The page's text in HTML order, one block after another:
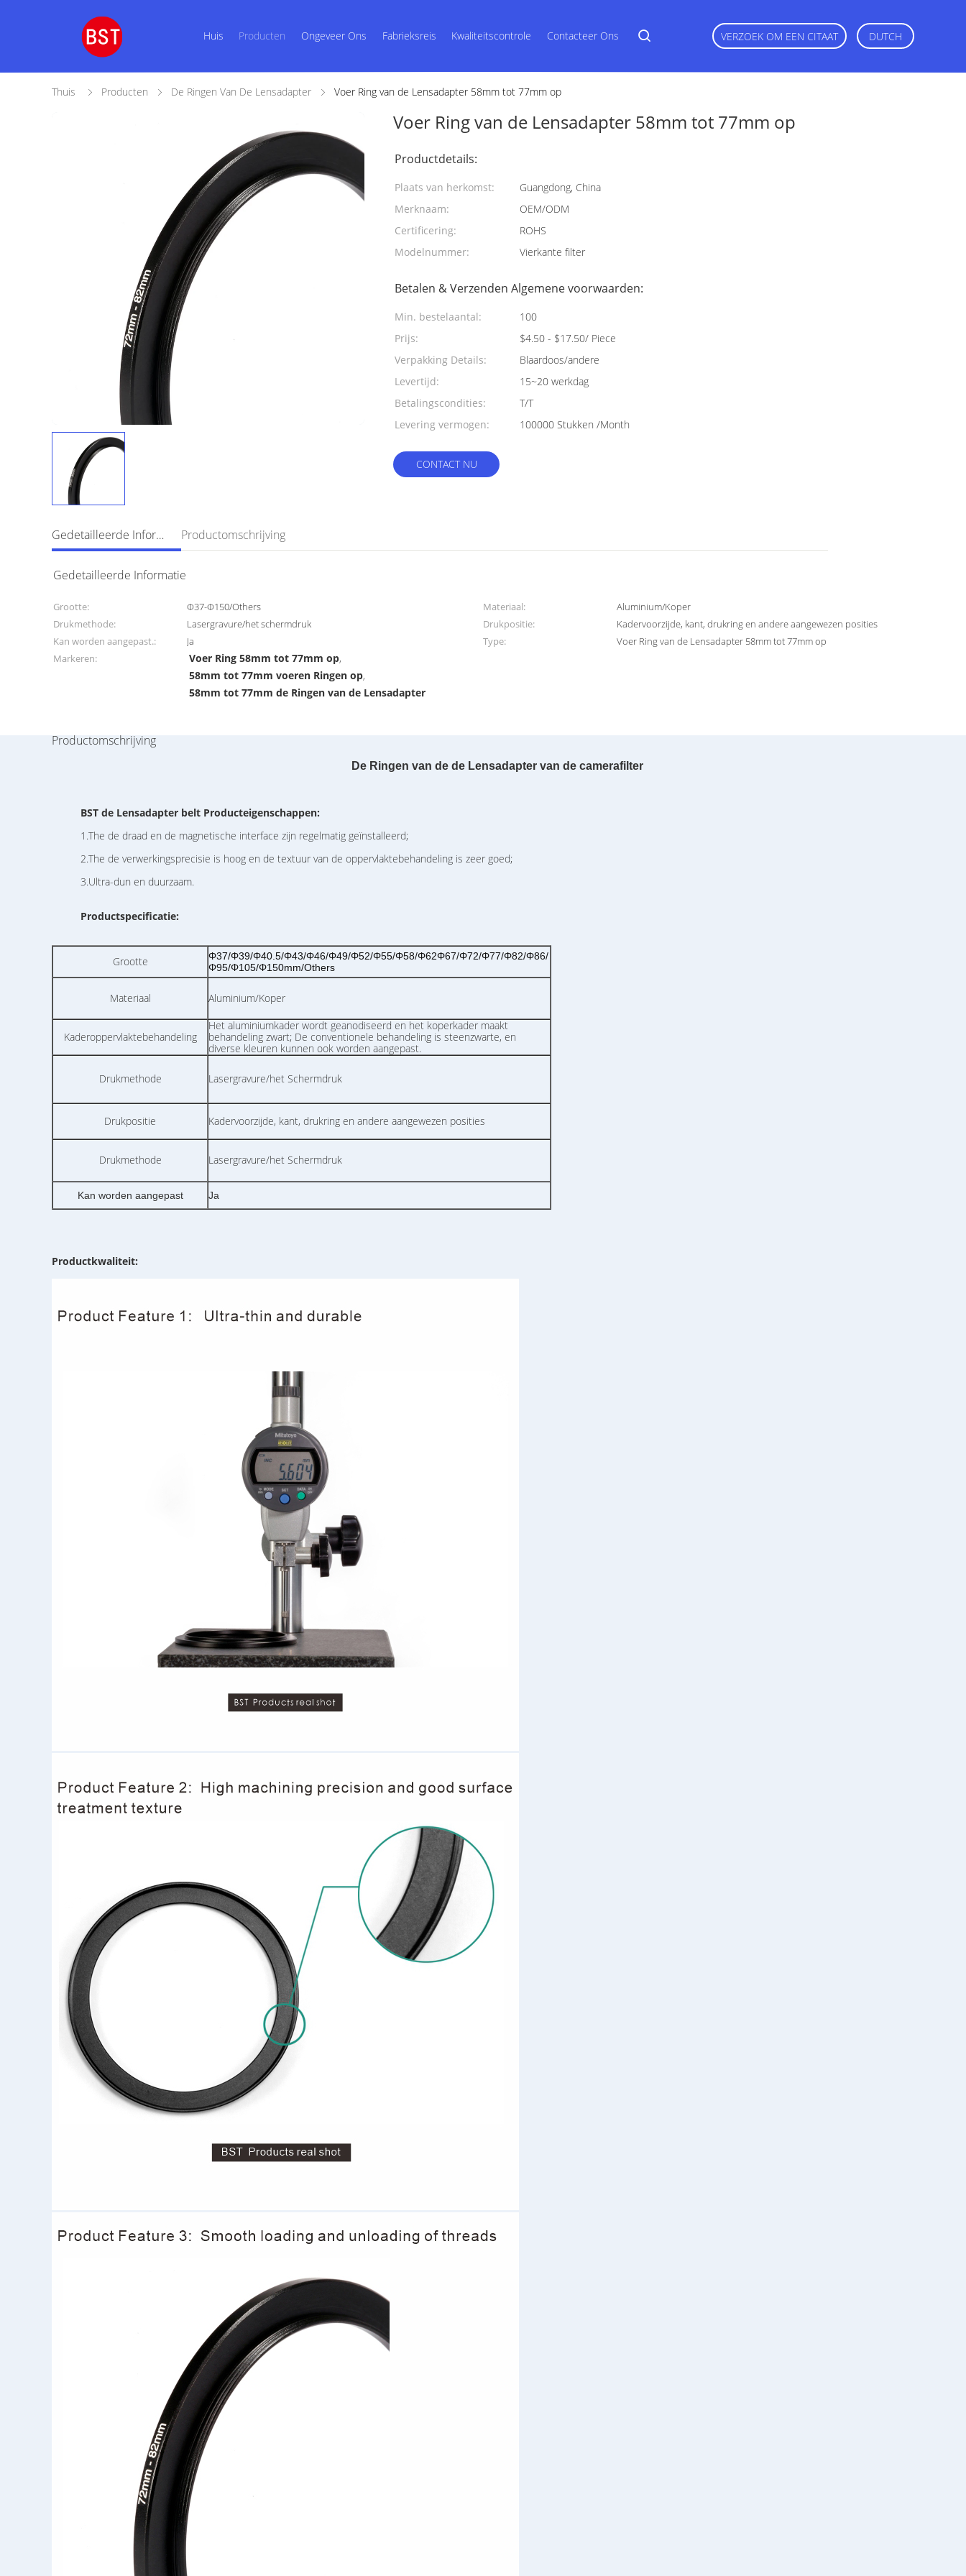
Huis Producten Ongeveer Ons Fabrieksreis Kwaliteitscontrole Contacteer Ons VERZOEK OM EEN CITAAT DUTCH
Thuis Producten De Ringen Van De Lensadapter Voer Ring van de Lensadapter 58mm tot 77mm op
Voer Ring van de Lensadapter 58mm tot 77mm op
Productdetails:
Plaats van herkomst:
Guangdong, China
Merknaam:
OEM/ODM
Certificering:
ROHS
Modelnummer:
Vierkante filter
Betalen & Verzenden Algemene voorwaarden:
Min. bestelaantal:
100
Prijs:
$4.50 - $17.50/ Piece
Verpakking Details:
Blaardoos/andere
Levertijd:
15~20 werkdag
Betalingscondities:
T/T
Levering vermogen:
100000 Stukken /Month
CONTACT NU
Gedetailleerde Informatie Productomschrijving
Gedetailleerde Informatie
Grootte: Φ37-Φ150/Others Materiaal:
Aluminium/Koper
Drukmethode:
Lasergravure/het schermdruk Drukpositie:
Kadervoorzijde, kant, drukring en andere aangewezen posities
Kan worden aangepast.:
Ja Type:
Voer Ring van de Lensadapter 58mm tot 77mm op
Markeren:
Voer Ring 58mm tot 77mm op,
58mm tot 77mm voeren Ringen op,
58mm tot 77mm de Ringen van de Lensadapter
Productomschrijving
De Ringen van de de Lensadapter van de camerafilter
BST de Lensadapter belt Producteigenschappen:
1.The de draad en de magnetische interface zijn regelmatig geïnstalleerd;
2.The de verwerkingsprecisie is hoog en de textuur van de oppervlaktebehandeling is zeer goed;
3.Ultra-dun en duurzaam.
Productspecificatie:
Grootte
Φ37/Φ39/Φ40.5/Φ43/Φ46/Φ49/Φ52/Φ55/Φ58/Φ62Φ67/Φ72/Φ77/Φ82/Φ86/
Φ95/Φ105/Φ150mm/Others
Materiaal Aluminium/Koper
Kaderoppervlaktebehandeling
Het aluminiumkader wordt geanodiseerd en het koperkader maakt
behandeling zwart; De conventionele behandeling is steenzwarte, en
diverse kleuren kunnen ook worden aangepast.
Drukmethode Lasergravure/het Schermdruk
Drukpositie Kadervoorzijde, kant, drukring en andere aangewezen posities
Drukmethode Lasergravure/het Schermdruk
Kan worden aangepast Ja
Productkwaliteit: